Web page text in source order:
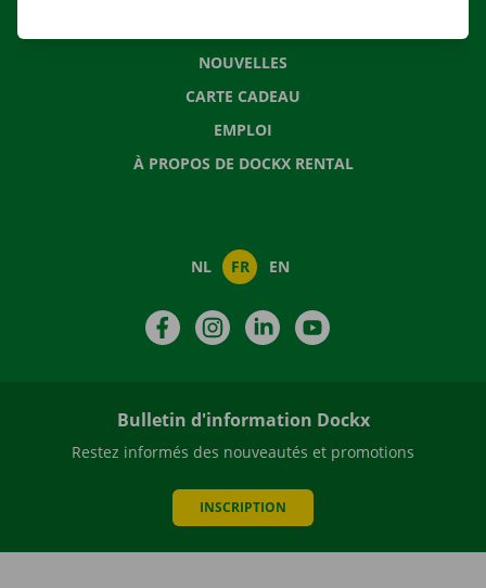
NOUVELLES
CARTE CADEAU
EMPLOI
À PROPOS DE DOCKX RENTAL
NL FR EN
FacebookInstagramLinkedIn
Bulletin d'information Dockx
Restez informés des nouveautés et promotions
INSCRIPTION